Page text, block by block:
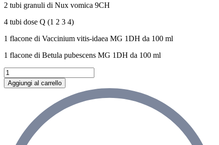
2 tubi granuli di Nux vomica 9CH
4 tubi dose Q (1 2 3 4)
1 flacone di Vaccinium vitis-idaea MG 1DH da 100 ml
1 flacone di Betula pubescens MG 1DH da 100 ml
STIPSI
(Regolazione
del
Aggiungi al carrello